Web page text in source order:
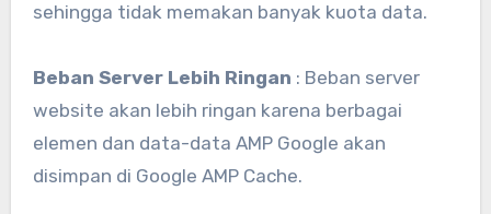
sehingga tidak memakan banyak kuota data.
Beban Server Lebih Ringan : Beban server
website akan lebih ringan karena berbagai
elemen dan data-data AMP Google akan
disimpan di Google AMP Cache.